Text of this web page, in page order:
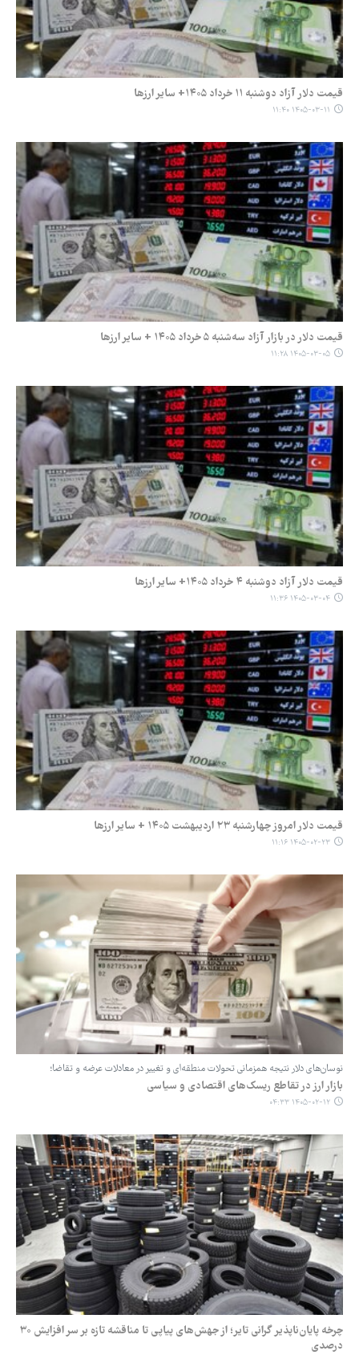
قیمت دلار آزاد دوشنبه ۱۱ خرداد ۱۴۰۵+ سایر ارزها
۱۴۰۵-۰۳-۱۱ ۱۱:۴۰
قیمت دلار در بازار آزاد سه‌شنبه ۵ خرداد ۱۴۰۵ + سایر ارزها
۱۴۰۵-۰۳-۰۵ ۱۱:۲۸
قیمت دلار آزاد دوشنبه ۴ خرداد ۱۴۰۵+ سایر ارزها
۱۴۰۵-۰۳-۰۴ ۱۱:۳۶
قیمت دلار امروز چهارشنبه ۲۳ اردیبهشت ۱۴۰۵ + سایر ارزها
۱۴۰۵-۰۲-۲۳ ۱۱:۱۶
نوسان‌های دلار نتیجه همزمانی تحولات منطقه‌ای و تغییر در معادلات عرضه و تقاضا؛
بازار ارز در تقاطع ریسک‌های اقتصادی و سیاسی
۱۴۰۵-۰۲-۱۲ ۰۴:۳۳
چرخه پایان‌ناپذیر گرانی تایر؛ از جهش‌های پیاپی تا مناقشه تازه بر سر افزایش ۳۰
درصدی